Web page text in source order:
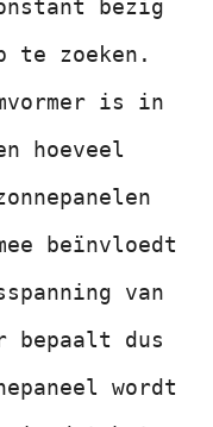
bezig
te zoeken.
is in
hoeveel
beïnvloedt
van
bepaalt dus
wordt